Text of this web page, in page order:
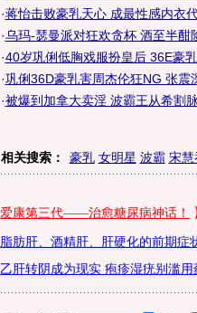
·蒋怡击败豪乳天心 成最性感内衣
·乌玛-瑟曼派对狂欢贪杯 酒至半酣
·40岁巩俐低胸戏服扮皇后 36E豪
·巩俐36D豪乳害周杰伦狂NG 张震
·被爆到加拿大卖淫 波霸王从希割
相关搜索： 豪乳 女明星 波霸 宋慧